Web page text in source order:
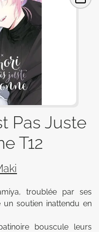
Pas Juste
T12
troublée par ses
soutien inattendu en
bouscule leurs